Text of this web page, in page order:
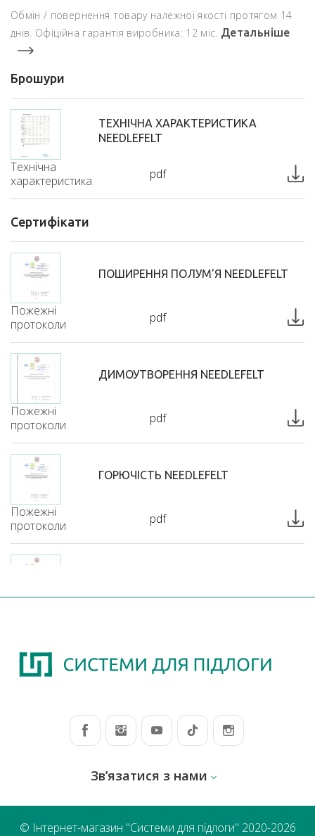
Обмін / повернення товару належної якості протягом 14
днів. Офіційна гарантія виробника: 12 міс. Детальніше
Брошури
ТЕХНІЧНА ХАРАКТЕРИСТИКА
NEEDLEFELT
Технічна
характеристика
pdf
Сертифікати
ПОШИРЕННЯ ПОЛУМ'Я NEEDLEFELT
Пожежні
протоколи
pdf
ДИМОУТВОРЕННЯ NEEDLEFELT
Пожежні
протоколи
pdf
ГОРЮЧІСТЬ NEEDLEFELT
Пожежні
протоколи
pdf
Зв’язатися з нами
© Інтернет-магазин "Системи для підлоги" 2020-2026